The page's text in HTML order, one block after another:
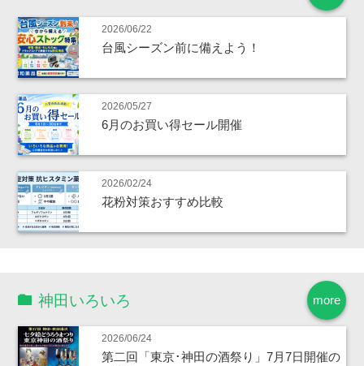
2026/06/22
台風シーズン前に備えよう！
2026/05/27
6月のお買い得セール開催
2026/02/24
花粉対策おすすめ比較
more
神田いろいろ
2026/06/24
第二回「東京･神田の酒祭り」7月7日開催の